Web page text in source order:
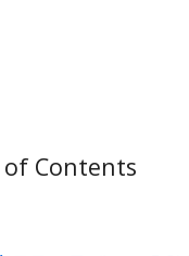
of Contents